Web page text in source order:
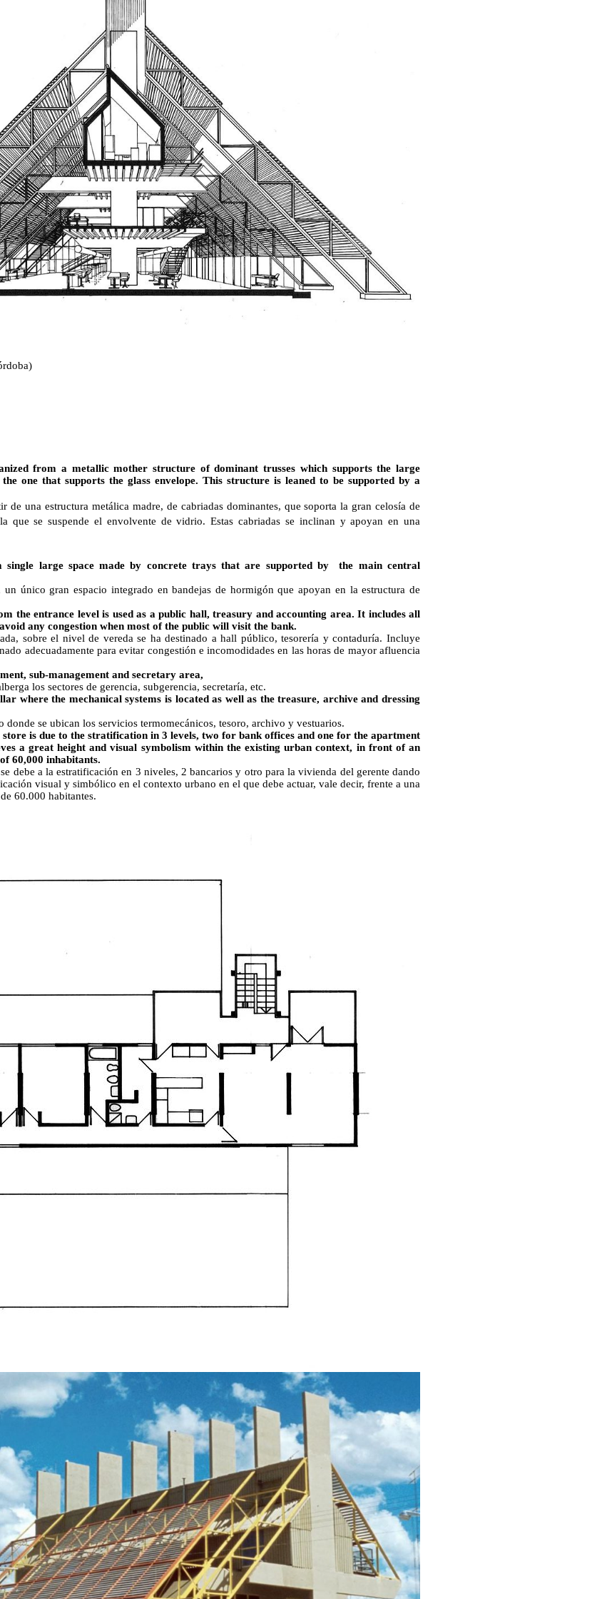
from a metallic mother structure of dominant trusses which supports the large
one that supports the glass envelope. This structure is leaned to be supported by a
de una estructura metálica madre, de cabriadas dominantes, que soporta la gran celosía de
que se suspende el envolvente de vidrio. Estas cabriadas se inclinan y apoyan en una
single large space made by concrete trays that are supported by the main central
un único gran espacio integrado en bandejas de hormigón que apoyan en la estructura de
the entrance level is used as a public hall, treasury and accounting area. It includes all
any congestion when most of the public will visit the bank.
sobre el nivel de vereda se ha destinado a hall público, tesorería y contaduría. Incluye
adecuadamente para evitar congestión e incomodidades en las horas de mayor afluencia
sub-management and secretary area,
los sectores de gerencia, subgerencia, secretaría, etc.
where the mechanical systems is located as well as the treasure, archive and dressing
donde se ubican los servicios termomecánicos, tesoro, archivo y vestuarios.
store is due to the stratification in 3 levels, two for bank offices and one for the apartment
a great height and visual symbolism within the existing urban context, in front of an
60,000 inhabitants.
debe a la estratificación en 3 niveles, 2 bancarios y otro para la vivienda del gerente dando
visual y simbólico en el contexto urbano en el que debe actuar, vale decir, frente a una
60.000 habitantes.